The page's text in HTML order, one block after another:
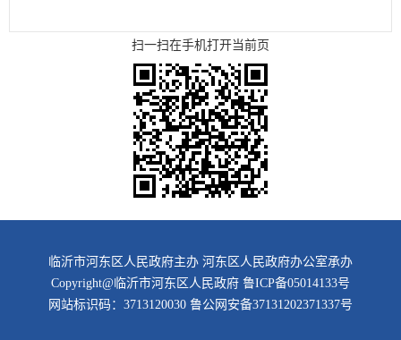
扫一扫在手机打开当前页